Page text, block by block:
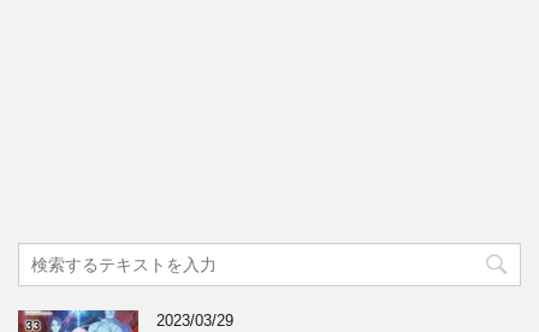
2023/03/29